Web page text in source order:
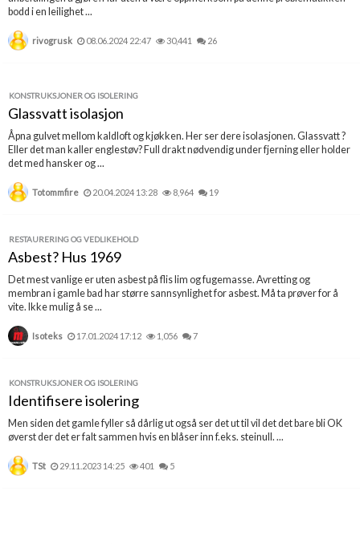
bodd i en leilighet ...
rivogrusk 08.06.2024 22:47 30,441 26
KONSTRUKSJONER OG ISOLERING
Glassvatt isolasjon
Åpna gulvet mellom kaldloft og kjøkken. Her ser dere isolasjonen. Glassvatt ?
Eller det man kaller englestøv? Full drakt nødvendig under fjerning eller holder
det med hansker og ...
Totommfire 20.04.2024 13:28 8,964 19
RESTAURERING OG VEDLIKEHOLD
Asbest? Hus 1969
Det mest vanlige er uten asbest på flis lim og fugemasse. Avretting og
membran i gamle bad har større sannsynlighet for asbest. Må ta prøver for å
vite. Ikke mulig å se ...
Isoteks 17.01.2024 17:12 1,056 7
KONSTRUKSJONER OG ISOLERING
Identifisere isolering
Men siden det gamle fyller så dårlig ut også ser det ut til vil det det bare bli OK
øverst der det er falt sammen hvis en blåser inn f.eks. steinull. ...
TSt 29.11.2023 14:25 401 5